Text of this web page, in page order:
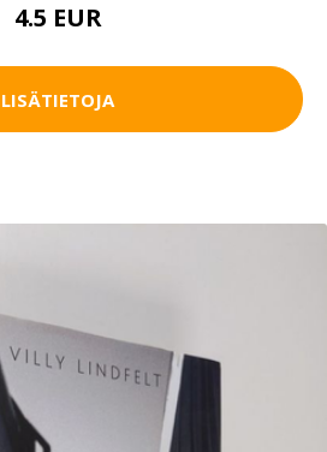
4.5 EUR
LISÄTIETOJA